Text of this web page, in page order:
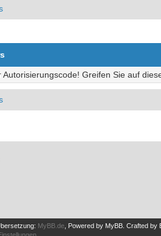
Autorisierungscode! Greifen Sie auf
MyBB.de , Powered by MyBB Crafted by